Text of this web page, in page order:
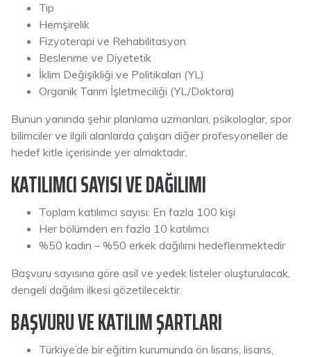
Tıp
Hemşirelik
Fizyoterapi ve Rehabilitasyon
Beslenme ve Diyetetik
İklim Değişikliği ve Politikaları (YL)
Organik Tarım İşletmeciliği (YL/Doktora)
Bunun yanında şehir planlama uzmanları, psikologlar, spor
bilimciler ve ilgili alanlarda çalışan diğer profesyoneller de
hedef kitle içerisinde yer almaktadır.
KATILIMCI SAYISI VE DAĞILIMI
Toplam katılımcı sayısı: En fazla 100 kişi
Her bölümden en fazla 10 katılımcı
%50 kadın – %50 erkek dağılımı hedeflenmektedir
Başvuru sayısına göre asil ve yedek listeler oluşturulacak,
dengeli dağılım ilkesi gözetilecektir.
BAŞVURU VE KATILIM ŞARTLARI
Türkiye’de bir eğitim kurumunda ön lisans, lisans,